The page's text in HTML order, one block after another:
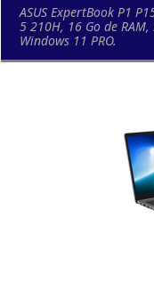
ASUS ExpertBook P1
5 210H, 16 Go de RAM,
Windows 11 PRO.